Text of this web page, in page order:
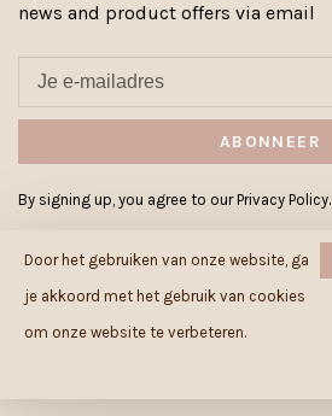
news and product offers via email
ABONNEER
By signing up, you agree to our Privacy Policy.
© Copyright 2026 Cowcow.be-
Door het gebruiken van onze website, ga
je akkoord met het gebruik van cookies
om onze website te verbeteren.